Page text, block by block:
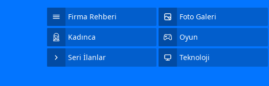
Firma Rehberi Foto Galeri
Kadınca Oyun
Seri İlanlar Teknoloji